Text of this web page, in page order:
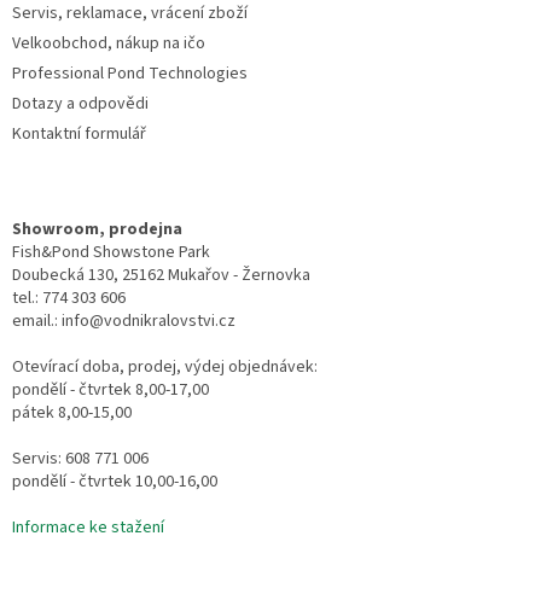
Servis, reklamace, vrácení zboží
Velkoobchod, nákup na ičo
Professional Pond Technologies
Dotazy a odpovědi
Kontaktní formulář
Showroom, prodejna
Fish&Pond Showstone Park
Doubecká 130, 25162 Mukařov - Žernovka
tel.: 774 303 606
email.: info@vodnikralovstvi.cz
Otevírací doba, prodej, výdej objednávek:
pondělí - čtvrtek 8,00-17,00
pátek 8,00-15,00
Servis: 608 771 006
pondělí - čtvrtek 10,00-16,00
Informace ke stažení